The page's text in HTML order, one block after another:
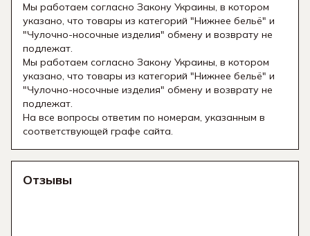
Мы работаем согласно Закону Украины, в котором
указано, что товары из категорий "Нижнее бельё" и
"Чулочно-носочные изделия" обмену и возврату не
подлежат.
Мы работаем согласно Закону Украины, в котором
указано, что товары из категорий "Нижнее бельё" и
"Чулочно-носочные изделия" обмену и возврату не
подлежат.
На все вопросы ответим по номерам, указанным в
соответствующей графе сайта.
Отзывы